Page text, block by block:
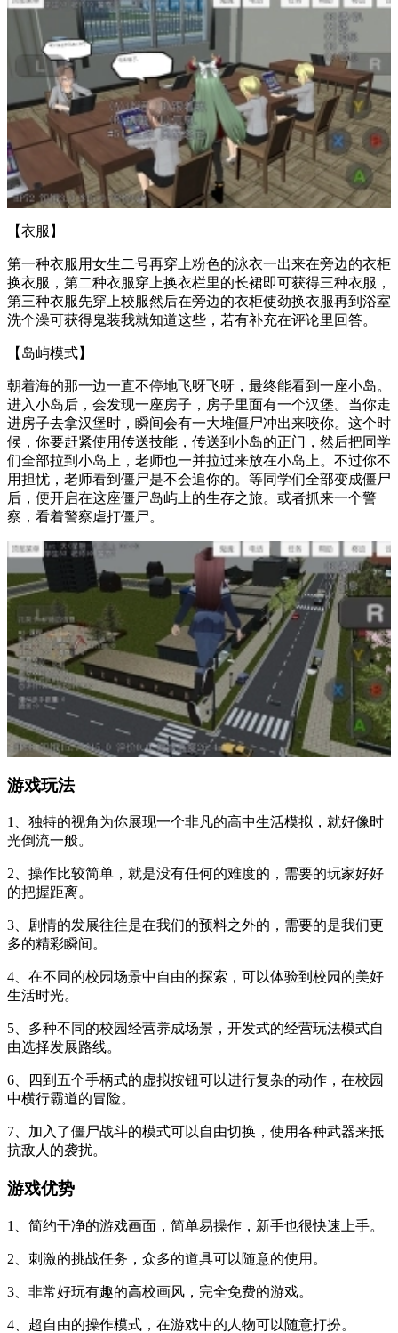
【衣服】
第一种衣服用女生二号再穿上粉色的泳衣一出来在旁边的衣柜
换衣服，第二种衣服穿上换衣栏里的长裙即可获得三种衣服，
第三种衣服先穿上校服然后在旁边的衣柜使劲换衣服再到浴室
洗个澡可获得鬼装我就知道这些，若有补充在评论里回答。
【岛屿模式】
朝着海的那一边一直不停地飞呀飞呀，最终能看到一座小岛。
进入小岛后，会发现一座房子，房子里面有一个汉堡。当你走
进房子去拿汉堡时，瞬间会有一大堆僵尸冲出来咬你。这个时
候，你要赶紧使用传送技能，传送到小岛的正门，然后把同学
们全部拉到小岛上，老师也一并拉过来放在小岛上。不过你不
用担忧，老师看到僵尸是不会追你的。等同学们全部变成僵尸
后，便开启在这座僵尸岛屿上的生存之旅。或者抓来一个警
察，看着警察虐打僵尸。
游戏玩法
1、独特的视角为你展现一个非凡的高中生活模拟，就好像时
光倒流一般。
2、操作比较简单，就是没有任何的难度的，需要的玩家好好
的把握距离。
3、剧情的发展往往是在我们的预料之外的，需要的是我们更
多的精彩瞬间。
4、在不同的校园场景中自由的探索，可以体验到校园的美好
生活时光。
5、多种不同的校园经营养成场景，开发式的经营玩法模式自
由选择发展路线。
6、四到五个手柄式的虚拟按钮可以进行复杂的动作，在校园
中横行霸道的冒险。
7、加入了僵尸战斗的模式可以自由切换，使用各种武器来抵
抗敌人的袭扰。
游戏优势
1、简约干净的游戏画面，简单易操作，新手也很快速上手。
2、刺激的挑战任务，众多的道具可以随意的使用。
3、非常好玩有趣的高校画风，完全免费的游戏。
4、超自由的操作模式，在游戏中的人物可以随意打扮。